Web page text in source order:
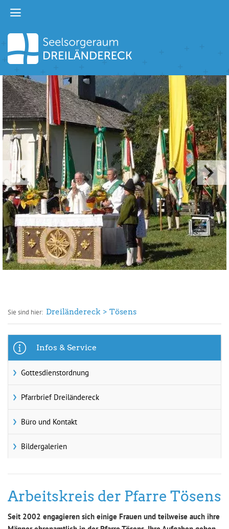
Sie sind hier: Dreiländereck Tösens
Infos & Service
Gottesdienstordnung
Pfarrbrief Dreiländereck
Büro und Kontakt
Bildergalerien
Arbeitskreis der Pfarre Tösens
Seit 2002 engagieren sich einige Frauen und teilweise auch ihre